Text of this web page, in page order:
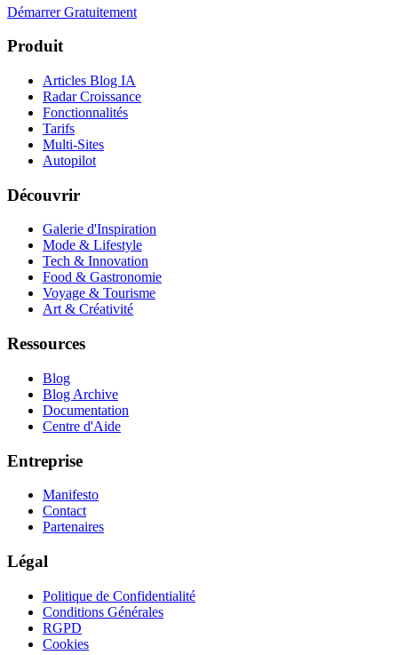
Démarrer Gratuitement
Produit
Articles Blog IA
Radar Croissance
Fonctionnalités
Tarifs
Multi-Sites
Autopilot
Découvrir
Galerie d'Inspiration
Mode & Lifestyle
Tech & Innovation
Food & Gastronomie
Voyage & Tourisme
Art & Créativité
Ressources
Blog
Blog Archive
Documentation
Centre d'Aide
Entreprise
Manifesto
Contact
Partenaires
Légal
Politique de Confidentialité
Conditions Générales
RGPD
Cookies